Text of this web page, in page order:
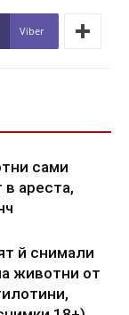
Viber
сами
в ареста,
й снимали
животни от